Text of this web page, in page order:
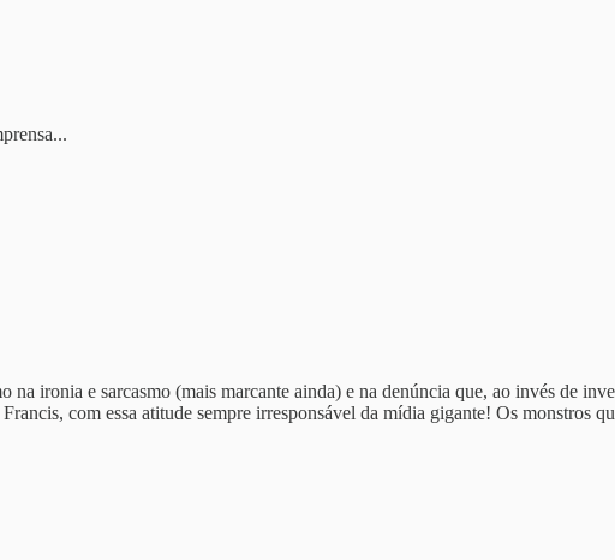
ironia e sarcasmo (mais marcante ainda) e na denúncia que, ao invés de
com essa atitude sempre irresponsável da mídia gigante! Os monstros